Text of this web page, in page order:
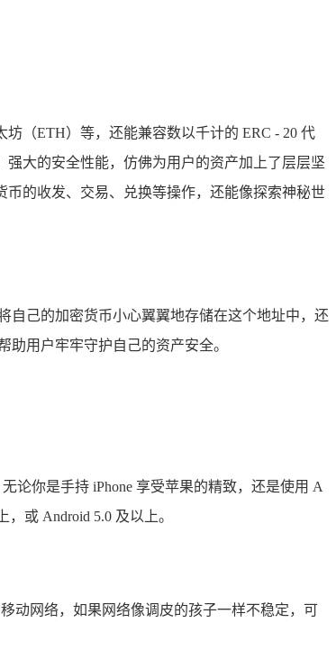
（ETH）等，还能兼容数以千计的 ERC - 20 代
大的安全性能，仿佛为用户的资产加上了层层坚
币的收发、交易、兑换等操作，还能像探索神秘世
自己的加密货币小心翼翼地存储在这个地址中，还
用户牢牢守护自己的资产安全。
论你是手持 iPhone 享受苹果的精致，还是使用 A
或 Android 5.0 及以上。
动网络，如果网络像调皮的孩子一样不稳定，可